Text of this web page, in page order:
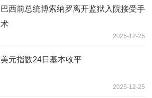
巴西前总统博索纳罗离开监狱入院接受手
术
2025-12-25
美元指数24日基本收平
2025-12-25